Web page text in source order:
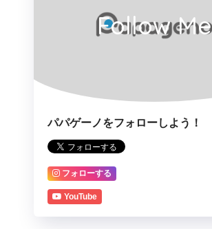
Follow Me
パパゲーノをフォローしよう！
フォローする
YouTube